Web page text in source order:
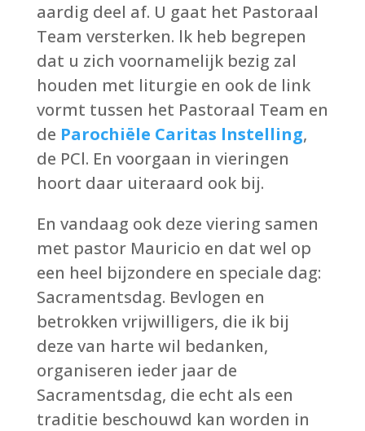
aardig deel af. U gaat het Pastoraal
Team versterken. lk heb begrepen
dat u zich voornamelijk bezig zal
houden met liturgie en ook de link
vormt tussen het Pastoraal Team en
de Parochiële Caritas lnstelling,
de PCl. En voorgaan in vieringen
hoort daar uiteraard ook bij.
En vandaag ook deze viering samen
met pastor Mauricio en dat wel op
een heel bijzondere en speciale dag:
Sacramentsdag. Bevlogen en
betrokken vrijwilligers, die ik bij
deze van harte wil bedanken,
organiseren ieder jaar de
Sacramentsdag, die echt als een
traditie beschouwd kan worden in